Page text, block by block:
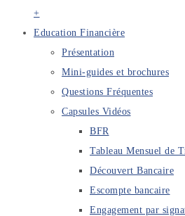
+
Education Financière
Présentation
Mini-guides et brochures
Questions Fréquentes
Capsules Vidéos
BFR
Tableau Mensuel de
Découvert Bancaire
Escompte bancaire
Engagement par